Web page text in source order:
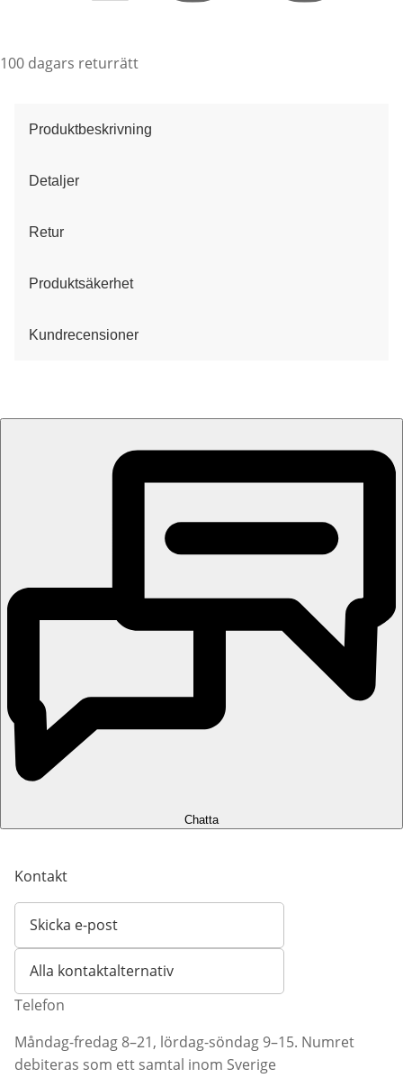
100 dagars returrätt
Produktbeskrivning
Detaljer
Retur
Produktsäkerhet
Kundrecensioner
Chatta
Kontakt
Skicka e-post
Öppnar e-postklient
Alla kontaktalternativ
Telefon
Måndag-fredag 8–21, lördag-söndag 9–15. Numret
debiteras som ett samtal inom Sverige